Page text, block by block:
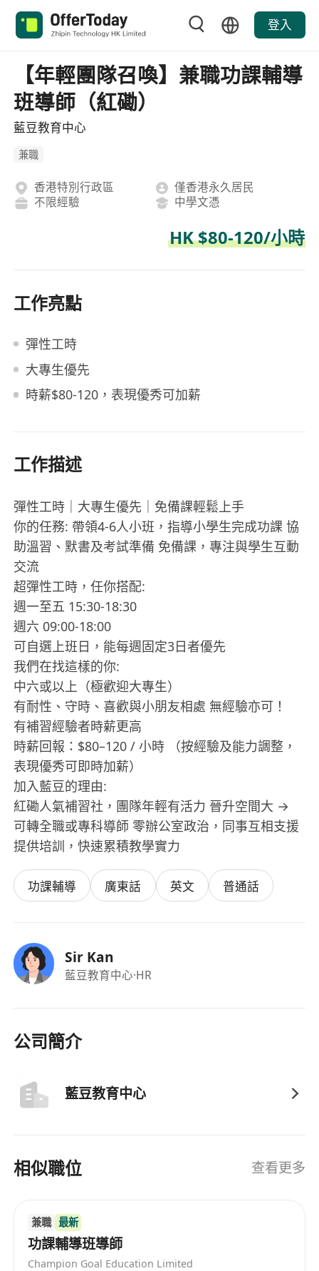
登入
【年輕團隊召喚】兼職功課輔導
班導師（紅磡）
藍豆教育中心
兼職
香港特別行政區
僅香港永久居民
不限經驗
中學文憑
HK $80-120/小時
工作亮點
彈性工時
大專生優先
時薪$80-120，表現優秀可加薪
工作描述
彈性工時｜大專生優先｜免備課輕鬆上手
你的任務: 帶領4-6人小班，指導小學生完成功課 協
助溫習、默書及考試準備 免備課，專注與學生互動
交流
超彈性工時，任你搭配:
週一至五 15:30-18:30
週六 09:00-18:00
可自選上班日，能每週固定3日者優先
我們在找這樣的你:
中六或以上（極歡迎大專生）
有耐性、守時、喜歡與小朋友相處 無經驗亦可！
有補習經驗者時薪更高
時薪回報：$80–120 / 小時 （按經驗及能力調整，
表現優秀可即時加薪）
加入藍豆的理由:
紅磡人氣補習社，團隊年輕有活力 晉升空間大 →
可轉全職或專科導師 零辦公室政治，同事互相支援
提供培訓，快速累積教學實力
功課輔導 廣東話 英文 普通話
Sir Kan
藍豆教育中心·HR
公司簡介
藍豆教育中心
相似職位 查看更多
兼職 最新
功課輔導班導師
Champion Goal Education Limited